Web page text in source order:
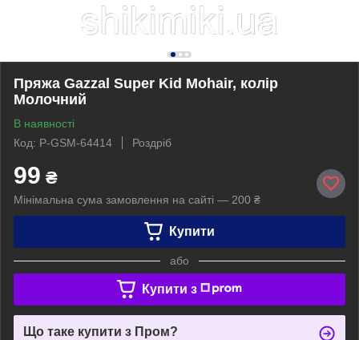
Пряжа Gazzal Super Kid Mohair, колір
Молочний
В наявності
Код: P-GSM-64414
Роздріб
99 ₴
Мінімальна сума замовлення на сайті — 200 ₴
Купити
або
Купити з
Що таке купити з Пром?